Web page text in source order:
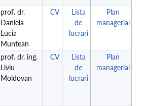
prof. dr.
Daniela
Lucia
Muntean
CV
Lista
de
lucrari
Plan
managerial
prof. dr. ing.
Liviu
Moldovan
CV
Lista
de
lucrari
Plan
managerial